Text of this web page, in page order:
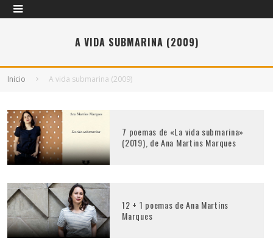
A VIDA SUBMARINA (2009)
Inicio A vida submarina (2009)
7 poemas de «La vida submarina»
(2019), de Ana Martins Marques
12 + 1 poemas de Ana Martins
Marques